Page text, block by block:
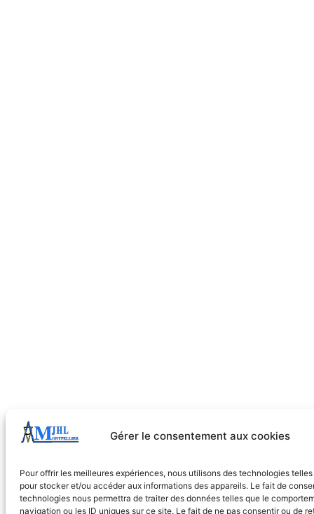
Gérer le consentement aux cookies
Pour offrir les meilleures expériences, nous utilisons des technologies
pour stocker et/ou accéder aux informations des appareils. Le fait de
technologies nous permettra de traiter des données telles que le
navigation ou les ID uniques sur ce site. Le fait de ne pas consentir ou de